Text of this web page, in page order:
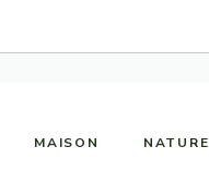
MAISON NATURE